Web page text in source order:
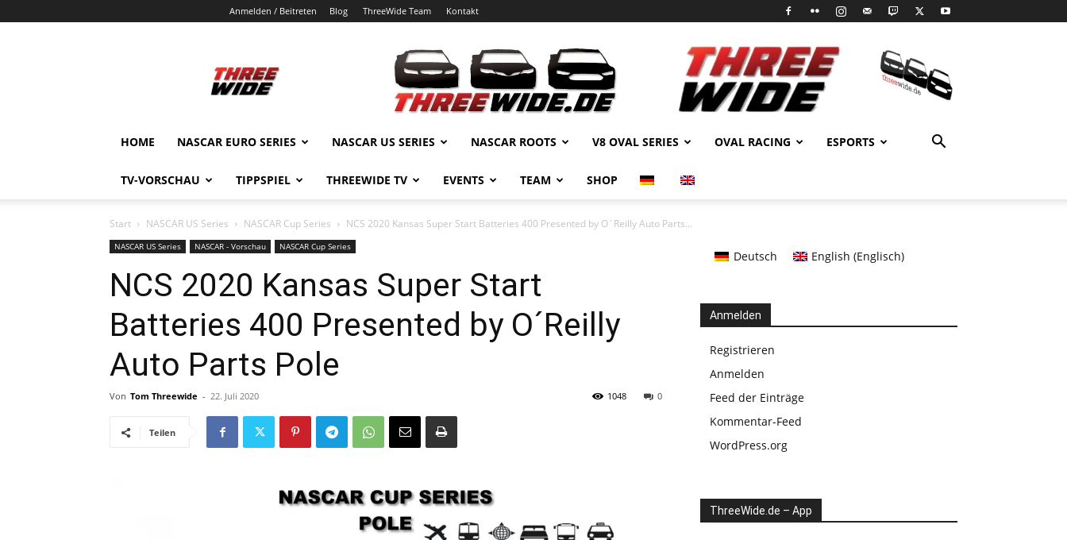
Anmelden / Beitreten Blog ThreeWide Team Kontakt
HOME NASCAR EURO SERIES NASCAR US SERIES NASCAR ROOTS V8 OVAL SERIES OVAL RACING ESPORTS
TV-VORSCHAU TIPPSPIEL THREEWIDE TV EVENTS TEAM SHOP
Start NASCAR US Series NASCAR Cup Series NCS 2020 Kansas Super Start Batteries 400 Presented by O´Reilly Auto Parts...
NASCAR US Series NASCAR - Vorschau NASCAR Cup Series
NCS 2020 Kansas Super Start
Batteries 400 Presented by O´Reilly
Auto Parts Pole
Von Tom Threewide - 22. Juli 2020 0
1048
Teilen
Deutsch English (Englisch)
Anmelden
Registrieren
Anmelden
Feed der Einträge
Kommentar-Feed
WordPress.org
ThreeWide.de – App